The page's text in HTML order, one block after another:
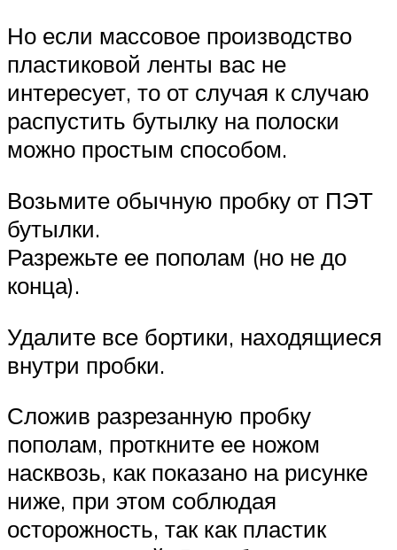
Но если массовое производство
пластиковой ленты вас не
интересует, то от случая к случаю
распустить бутылку на полоски
можно простым способом.
Возьмите обычную пробку от ПЭТ
бутылки.
Разрежьте ее пополам (но не до
конца).
Удалите все бортики, находящиеся
внутри пробки.
Сложив разрезанную пробку
пополам, проткните ее ножом
насквозь, как показано на рисунке
ниже, при этом соблюдая
осторожность, так как пластик